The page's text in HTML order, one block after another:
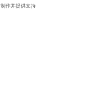
制作并提供支持